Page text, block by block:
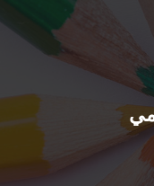
الرئيسية
عن المركـز
الوحـدات
الخدمـات